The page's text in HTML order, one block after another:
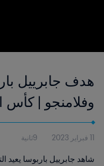
المغرب ٢٠٢٢™
11 فبراير 2023 9ثانية
شاهد جابرييل باربوسا يعيد